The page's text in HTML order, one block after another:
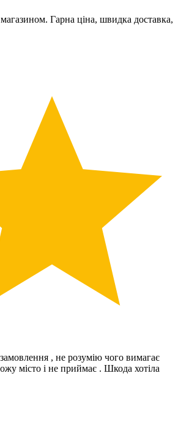
Гарна ціна, швидка доставка,
, не розумію чого вимагає
місто і не приймає . Шкода хотіла